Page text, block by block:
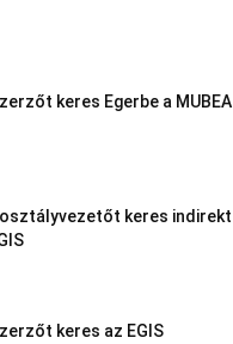
keres Egerbe a MUBEA
keres indirekt
keres az EGIS